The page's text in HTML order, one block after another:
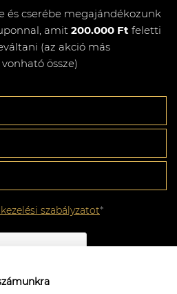
és cserébe megajándékozunk
amit 200.000 Ft feletti
(az akció más
össze)
szabályzatot*